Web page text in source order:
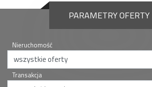
PARAMETRY OFERTY
Nieruchomość
Transakcja